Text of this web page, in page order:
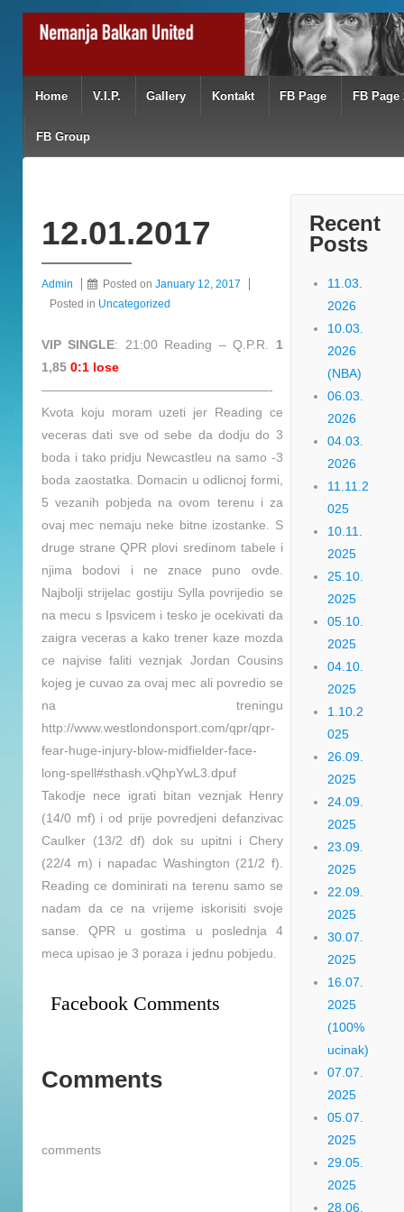
Home V.I.P. Gallery Kontakt FB Page FB Page
FB Group
12.01.2017
Admin Posted on January 12, 2017
Posted in Uncategorized
VIP SINGLE: 21:00 Reading – Q.P.R. 1
1,85 0:1 lose
——————————————————-
Kvota koju moram uzeti jer Reading ce
veceras dati sve od sebe da dodju do 3
boda i tako pridju Newcastleu na samo -3
boda zaostatka. Domacin u odlicnoj formi,
5 vezanih pobjeda na ovom terenu i za
ovaj mec nemaju neke bitne izostanke. S
druge strane QPR plovi sredinom tabele i
njima bodovi i ne znace puno ovde.
Najbolji strijelac gostiju Sylla povrijedio se
na mecu s Ipsvicem i tesko je ocekivati da
zaigra veceras a kako trener kaze mozda
ce najvise faliti veznjak Jordan Cousins
kojeg je cuvao za ovaj mec ali povredio se
na treningu
http://www.westlondonsport.com/qpr/qpr-
fear-huge-injury-blow-midfielder-face-
long-spell#sthash.vQhpYwL3.dpuf
Takodje nece igrati bitan veznjak Henry
(14/0 mf) i od prije povredjeni defanzivac
Caulker (13/2 df) dok su upitni i Chery
(22/4 m) i napadac Washington (21/2 f).
Reading ce dominirati na terenu samo se
nadam da ce na vrijeme iskorisiti svoje
sanse. QPR u gostima u poslednja 4
meca upisao je 3 poraza i jednu pobjedu.
Facebook Comments
Comments
comments
Recent
Posts
11.03.
2026
10.03.
2026
(NBA)
06.03.
2026
04.03.
2026
11.11.2
025
10.11.
2025
25.10.
2025
05.10.
2025
04.10.
2025
1.10.2
025
26.09.
2025
24.09.
2025
23.09.
2025
22.09.
2025
30.07.
2025
16.07.
2025
(100%
ucinak)
07.07.
2025
05.07.
2025
29.05.
2025
28.06.